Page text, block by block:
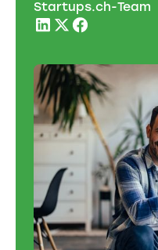
Startups.ch-Team